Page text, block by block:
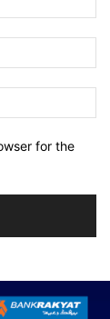
for the